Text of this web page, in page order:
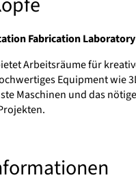
Fabrication Laboratory
Arbeitsräume für
Equipment wie
Maschinen und das